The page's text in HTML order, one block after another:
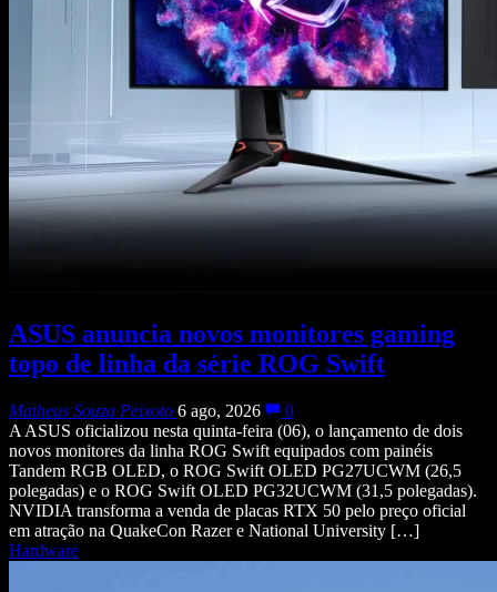
ASUS anuncia novos monitores gaming
topo de linha da série ROG Swift
Matheus Souza Peixoto 6 ago, 2026
0
A ASUS oficializou nesta quinta-feira (06), o lançamento de dois
novos monitores da linha ROG Swift equipados com painéis
Tandem RGB OLED, o ROG Swift OLED PG27UCWM (26,5
polegadas) e o ROG Swift OLED PG32UCWM (31,5 polegadas).
NVIDIA transforma a venda de placas RTX 50 pelo preço oficial
em atração na QuakeCon Razer e National University […]
Hardware